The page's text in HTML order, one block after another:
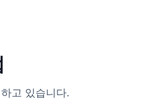
고 있습니다.